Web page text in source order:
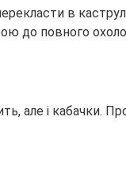
в
до повного
але і